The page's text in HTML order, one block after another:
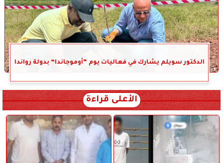
الدكتور سويلم يشارك في فعاليات يوم “أوموجاندا” بدولة رواندا
الأعلى قراءة